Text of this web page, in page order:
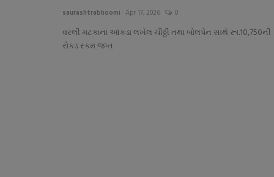
saurashtrabhoomi Apr 17, 2026 0
વરલી મટકાના આંકડા લખેલ ચીઠ્ઠી તથા બોલપેન સાથે રૂા.10,750ની
રોકડ રકમ જપ્ત